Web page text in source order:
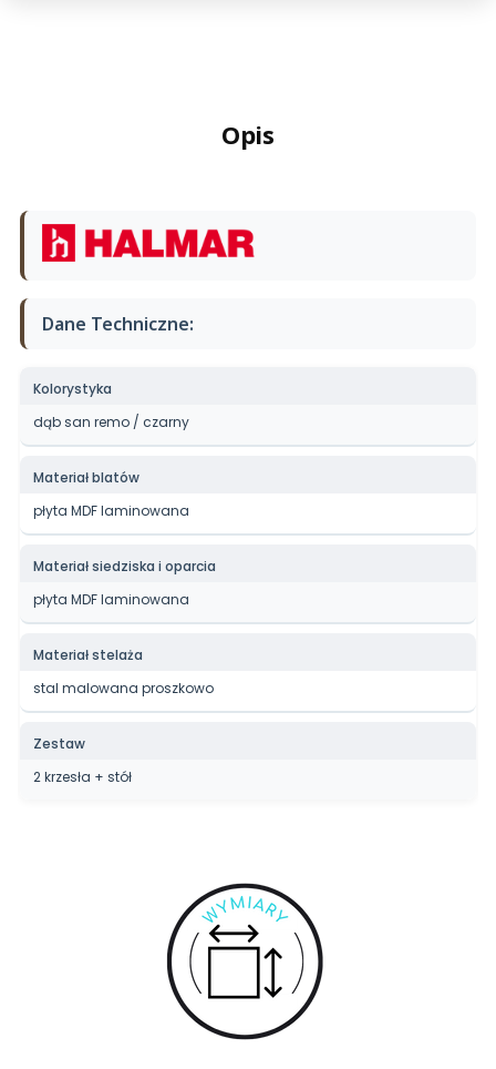
Opis
Dane Techniczne:
Kolorystyka
dąb san remo / czarny
Materiał blatów
płyta MDF laminowana
Materiał siedziska i oparcia
płyta MDF laminowana
Materiał stelaża
stal malowana proszkowo
Zestaw
2 krzesła + stół